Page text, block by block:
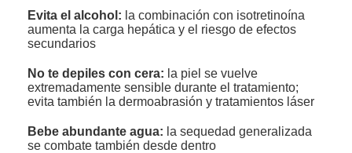
Evita el alcohol: la combinación con isotretinoína
aumenta la carga hepática y el riesgo de efectos
secundarios
No te depiles con cera: la piel se vuelve
extremadamente sensible durante el tratamiento;
evita también la dermoabrasión y tratamientos láser
Bebe abundante agua: la sequedad generalizada
se combate también desde dentro